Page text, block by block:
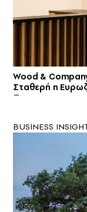
Wood &
Σταθερή η
BUSINESS